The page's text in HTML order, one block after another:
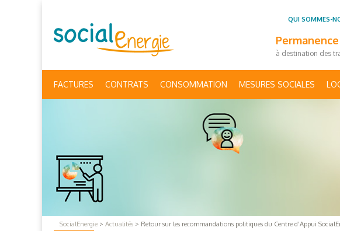
à destination des
QUI SOMMES-
FACTURES CONTRATS CONSOMMATION MESURES SOCIALES
SocialEnergie > Actualités > Retour sur les recommandations politiques du Centre d’Appui